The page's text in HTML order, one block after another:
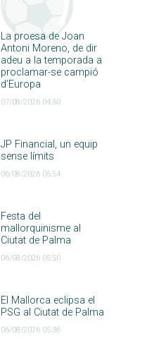
La proesa de Joan
Antoni Moreno, de dir
adeu a la temporada a
proclamar-se campió
d’Europa
07/08/2026 04:50
JP Financial, un equip
sense límits
06/08/2026 05:54
Festa del
mallorquinisme al
Ciutat de Palma
06/08/2026 05:50
El Mallorca eclipsa el
PSG al Ciutat de Palma
06/08/2026 05:36